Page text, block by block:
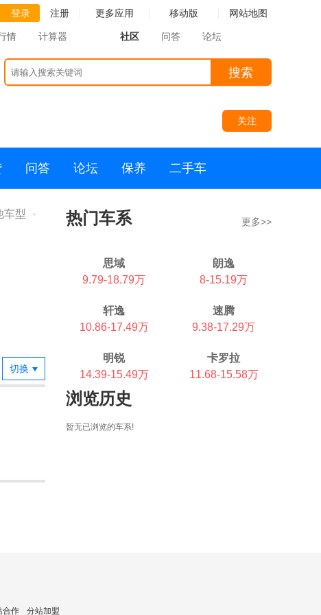
登录 注册 更多应用 移动版 网站地图
情 计算器 社区 问答 论坛
搜索
关注
问答 论坛 保养 二手车
车型
切换
热门车系 更多>>
思域
9.79-18.79万
朗逸
8-15.19万
轩逸
10.86-17.49万
速腾
9.38-17.29万
明锐
14.39-15.49万
卡罗拉
11.68-15.58万
浏览历史
暂无已浏览的车系!
合作 分站加盟